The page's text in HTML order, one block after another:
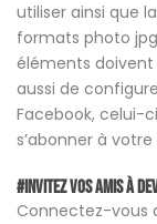
utiliser ainsi que
formats photo
éléments doivent
aussi de
Facebook, celui-
s’abonner à
#Invitez Vos Amis à
Connectez-vous